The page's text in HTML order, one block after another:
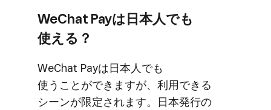
WeChat Payは​日本人でも​
使える？
WeChat Payは​日本人でも​
使うことができますが、​利用できる​
シーンが​限定されます。​日本発行の​